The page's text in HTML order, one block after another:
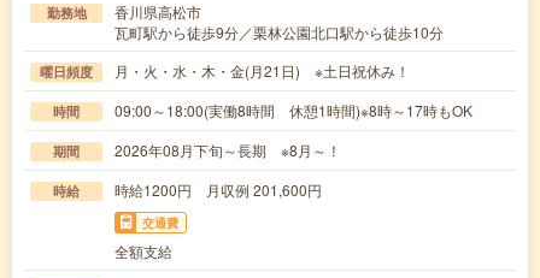
勤務地
香川県高松市
瓦町駅から徒歩9分／栗林公園北口駅から徒歩10分
曜日頻度 月・火・水・木・金(月21日) ※土日祝休み！
時間 09:00～18:00(実働8時間 休憩1時間)※8時～17時もOK
期間 2026年08月下旬～長期 ※8月～！
時給 時給1200円 月収例 201,600円
交通費
全額支給